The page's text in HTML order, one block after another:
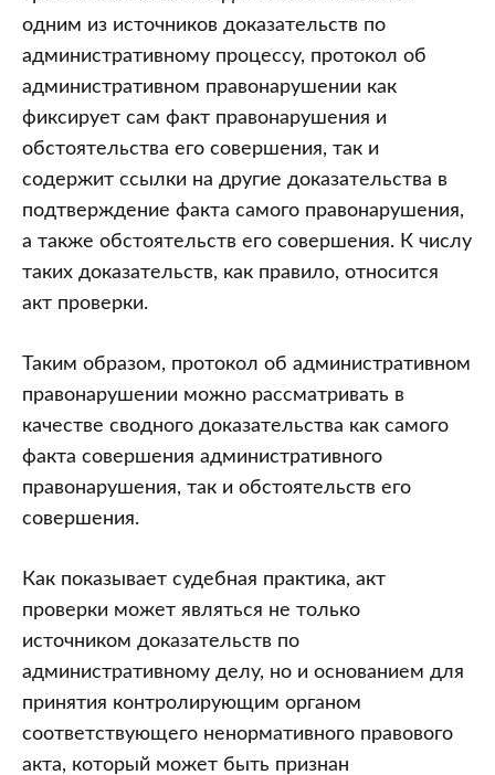
одним из источников доказательств по
административному процессу, протокол об
административном правонарушении как
фиксирует сам факт правонарушения и
обстоятельства его совершения, так и
содержит ссылки на другие доказательства в
подтверждение факта самого правонарушения,
а также обстоятельств его совершения. К числу
таких доказательств, как правило, относится
акт проверки.
Таким образом, протокол об административном
правонарушении можно рассматривать в
качестве сводного доказательства как самого
факта совершения административного
правонарушения, так и обстоятельств его
совершения.
Как показывает судебная практика, акт
проверки может являться не только
источником доказательств по
административному делу, но и основанием для
принятия контролирующим органом
соответствующего ненормативного правового
акта, который может быть признан